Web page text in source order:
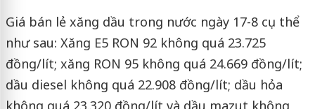
Giá bán lẻ xăng dầu trong nước ngày 17-8 cụ thể
như sau: Xăng E5 RON 92 không quá 23.725
đồng/lít; xăng RON 95 không quá 24.669 đồng/lít;
dầu diesel không quá 22.908 đồng/lít; dầu hỏa